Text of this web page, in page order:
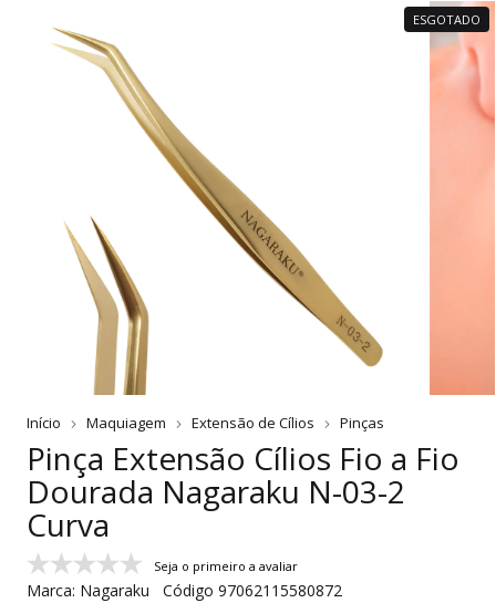
ESGOTADO
Início Maquiagem Extensão de Cílios Pinças
Pinça Extensão Cílios Fio a Fio
Dourada Nagaraku N-03-2
Curva
Seja o primeiro a avaliar
Marca: Nagaraku Código 97062115580872